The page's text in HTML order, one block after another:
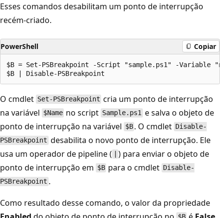
Esses comandos desabilitam um ponto de interrupção
recém-criado.
PowerShell Copiar
$B = Set-PSBreakpoint -Script "sample.ps1" -Variable
O cmdlet Set-PSBreakpoint cria um ponto de interrupção
na variável $Name no script Sample.ps1 e salva o objeto de
ponto de interrupção na variável $B . O cmdlet Disable-
PSBreakpoint desabilita o novo ponto de interrupção. Ele
usa um operador de pipeline (
) para enviar o objeto de
ponto de interrupção em $B para o cmdlet Disable-
PSBreakpoint .
Como resultado desse comando, o valor da propriedade